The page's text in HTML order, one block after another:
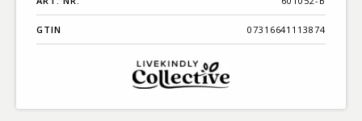
GTIN 07316641113874